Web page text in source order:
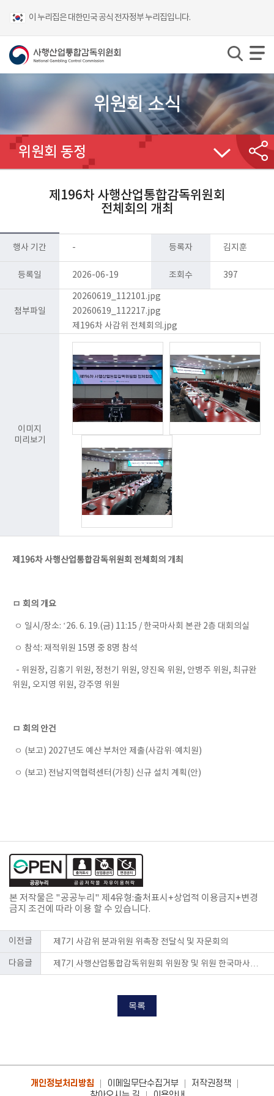
이 누리집은 대한민국 공식 전자정부 누리집입니다.
위원회 소식
위원회 동정
제196차 사행산업통합감독위원회
전체회의 개최
행사 기간 - 등록자 김지훈
등록일 2026-06-19 조회수 397
첨부파일
20260619_112101.jpg
20260619_112217.jpg
제196차 사감위 전체회의.jpg
이미지
미리보기
제196차 사행산업통합감독위원회 전체회의 개최
ㅁ 회의 개요
ㅇ 일시/장소: ‘26. 6. 19.(금) 11:15 / 한국마사회 본관 2층 대회의실
ㅇ 참석: 재적위원 15명 중 8명 참석
- 위원장, 김홍기 위원, 정천기 위원, 양진옥 위원, 안병주 위원, 최규완
위원, 오지영 위원, 강주영 위원
ㅁ 회의 안건
ㅇ (보고) 2027년도 예산 부처안 제출(사감위·예치원)
ㅇ (보고) 전남지역협력센터(가칭) 신규 설치 계획(안)
본 저작물은 "공공누리" 제4유형:출처표시+상업적 이용금지+변경
금지 조건에 따라 이용 할 수 있습니다.
이전글 제7기 사감위 분과위원 위촉장 전달식 및 자문회의
다음글
제7기 사행산업통합감독위원회 위원장 및 위원 한국마사회
현장방문
목록
개인정보처리방침 이메일무단수집거부
저작권정책